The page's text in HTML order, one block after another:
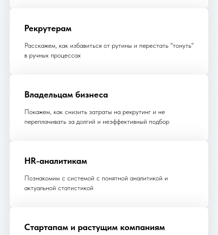
Рекрутерам
Расскажем, как избавиться от рутины и перестать "тонуть"
в ручных процессах
Владельцам бизнеса
Покажем, как снизить затраты на рекрутинг и не
переплачивать за долгий и неэффективный подбор
HR-аналитикам
Познакомим с системой с понятной аналитикой и
актуальной статистикой
Стартапам и растущим компаниям